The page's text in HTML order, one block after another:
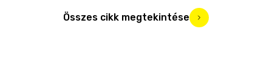
Összes cikk megtekintése